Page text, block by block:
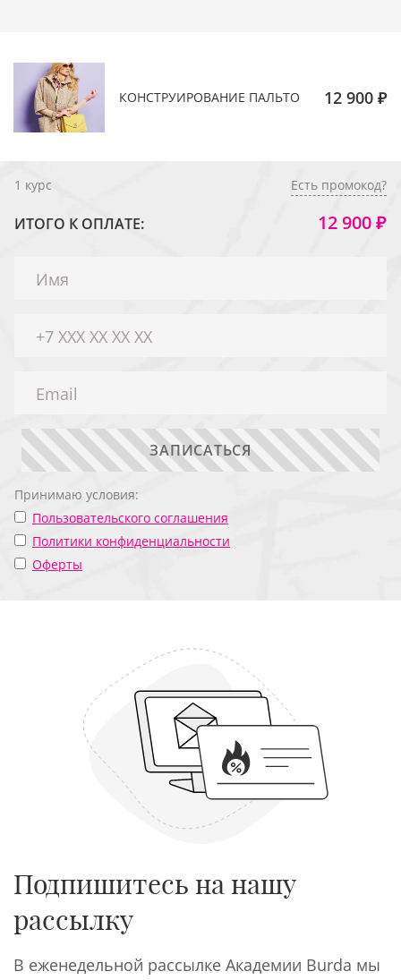
КОНСТРУИРОВАНИЕ ПАЛЬТО 12 900 ₽
1 курс Есть промокод?
ИТОГО К ОПЛАТЕ: 12 900 ₽
ЗАПИСАТЬСЯ
Принимаю условия:
Пользовательского соглашения
Политики конфиденциальности
Оферты
Подпишитесь на нашу
рассылку
В еженедельной рассылке Академии Burda мы